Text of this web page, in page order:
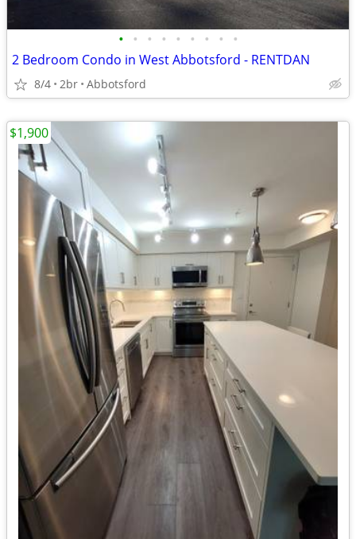
• • • • • • • • •
2 Bedroom Condo in West Abbotsford - RENTDAN
8/4 2br Abbotsford
$1,900